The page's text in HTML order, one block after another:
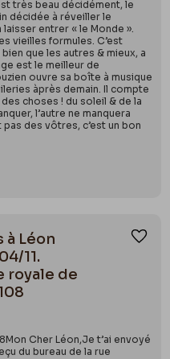
très beau décidément, le
décidée à réveiller le
entrer « le Monde ».
vieilles formules. C’est
que les autres & mieux, a
est le meilleur de
ouvre sa boîte à musique
àprès demain. Il compte
choses ! du soleil & de la
l’autre ne manquera
pas des vôtres, c’est un bon
Léon
11.
royale de
Cher Léon,Je t’ai envoyé
du bureau de la rue